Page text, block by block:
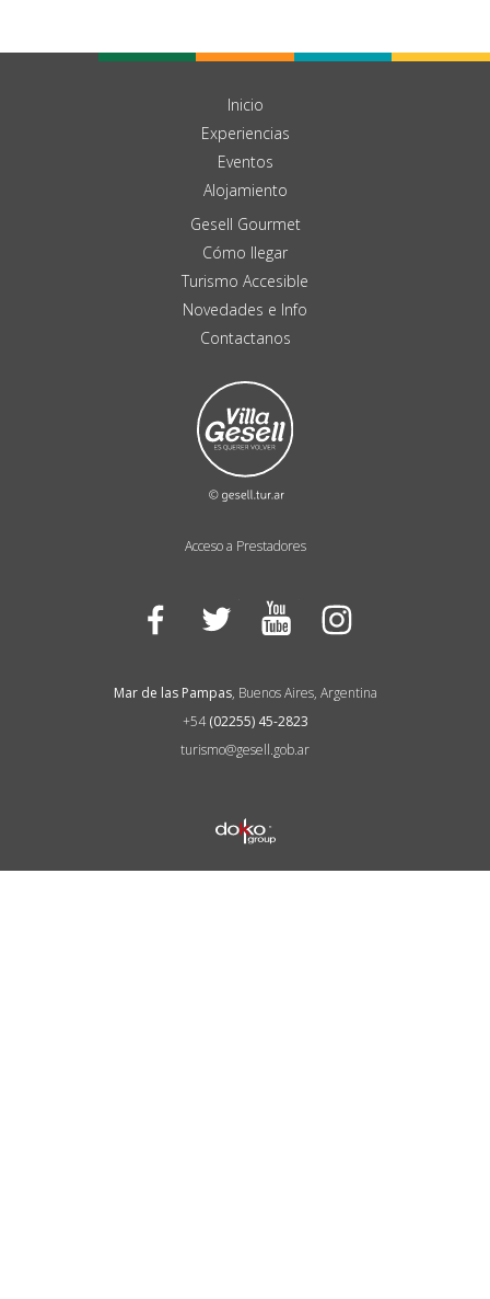
Acceso a Prestadores
Inicio
Experiencias
Eventos
Alojamiento
Gesell Gourmet
Cómo llegar
Turismo Accesible
Novedades e Info
Contactanos
Facebook Twitter YouTube
Mar de las Pampas, Buenos Aires, Argentina
+54(02255) 45-2823
turismo@gesell.gob.ar